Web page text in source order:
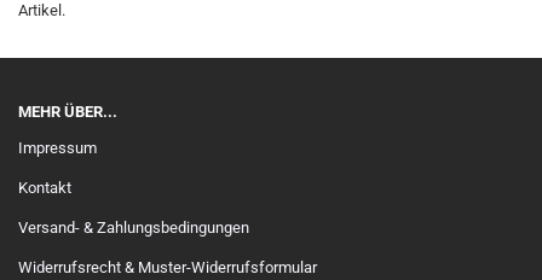
Artikel.
MEHR ÜBER...
Impressum
Kontakt
Versand- & Zahlungsbedingungen
Widerrufsrecht & Muster-Widerrufsformular